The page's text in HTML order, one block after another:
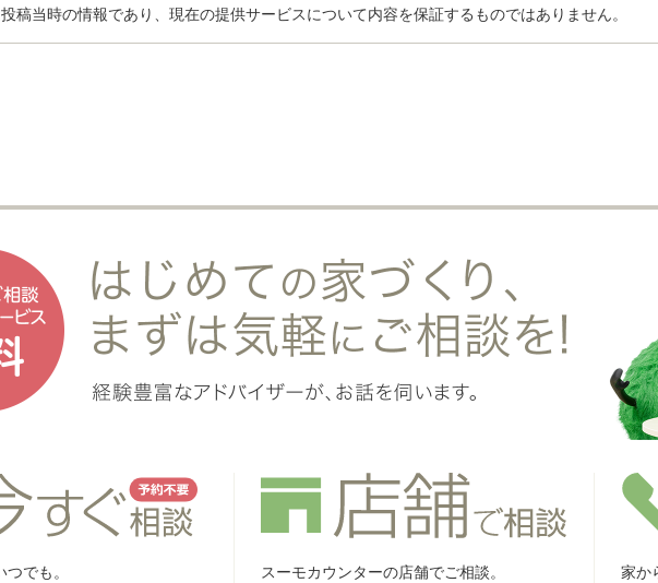
稿当時の情報であり、現在の提供サービスについて内容を保証するものではありません。
でも。 スーモカウンターの店舗でご相談。 家か